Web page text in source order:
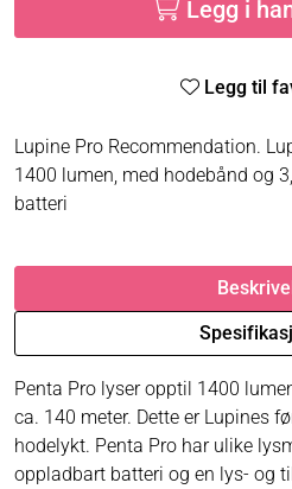
Legg i
Legg til
Lupine Pro Recommendation.
1400 lumen, med hodebånd og
batteri
Penta Pro lyser opptil 1400
ca. 140 meter. Dette er Lupines
hodelykt. Penta Pro har ulike
oppladbart batteri og en lys- og